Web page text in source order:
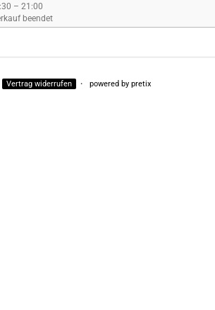
– 21:00
beendet
Vertrag widerrufen powered by pretix